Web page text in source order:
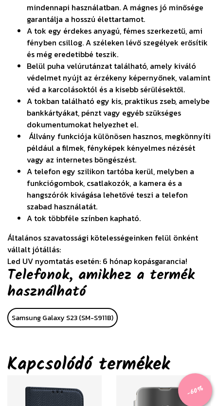
mindennapi használatban. A mágnes jó minősége
garantálja a hosszú élettartamot.
A tok egy érdekes anyagú, fémes szerkezetű, ami
fényben csillog. A széleken lévő szegélyek erősítik
és még eredetibbé teszik.
Belül puha velúrutánzat található, amely kiváló
védelmet nyújt az érzékeny képernyőnek, valamint
véd a karcolásoktól és a kisebb sérülésektől.
A tokban található egy kis, praktikus zseb, amelybe
bankkártyákat, pénzt vagy egyéb szükséges
dokumentumokat helyezhet el.
Állvány funkciója különösen hasznos, megkönnyíti
például a filmek, fényképek kényelmes nézését
vagy az internetes böngészést.
A telefon egy szilikon tartóba kerül, melyben a
funkciógombok, csatlakozók, a kamera és a
hangszórók kivágása lehetővé teszi a telefon
szabad használatát.
A tok többféle színben kapható.
Általános szavatossági kötelességeinken felül önként
vállalt jótállás:
Led UV nyomtatás esetén: 6 hónap kopásgarancia!
Telefonok, amikhez a termék
használható
Samsung Galaxy S23 (SM-S911B)
Kapcsolódó termékek
-60%